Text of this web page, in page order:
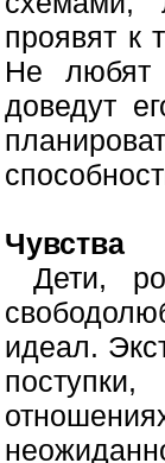
проявят к
Не любят
доведут
Чувства
Дети,
идеал.